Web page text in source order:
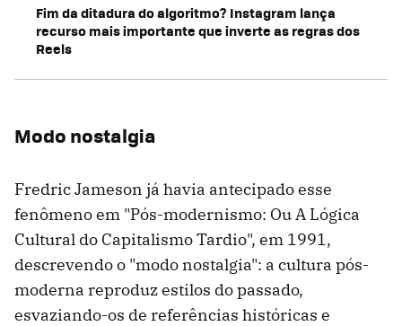
Fim da ditadura do algoritmo? Instagram lança
recurso mais importante que inverte as regras dos
Reels
Modo nostalgia
Fredric Jameson já havia antecipado esse
fenômeno em "Pós-modernismo: Ou A Lógica
Cultural do Capitalismo Tardio", em 1991,
descrevendo o "modo nostalgia": a cultura pós-
moderna reproduz estilos do passado,
esvaziando-os de referências históricas e